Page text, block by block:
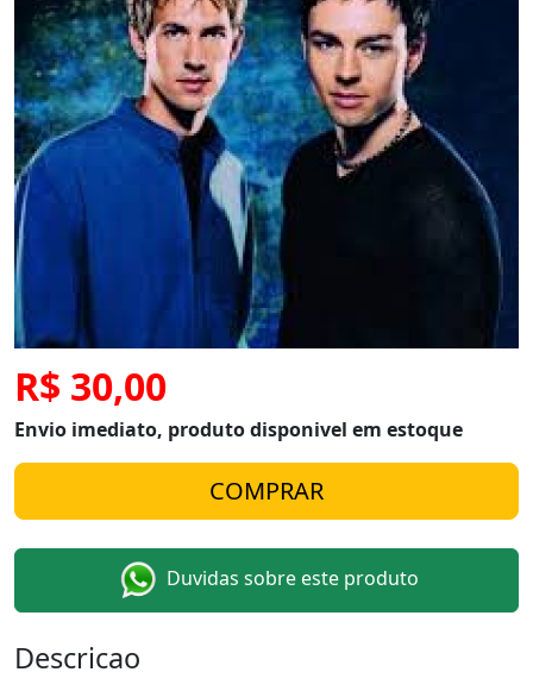
R$ 30,00
Envio imediato, produto disponivel em estoque
Duvidas sobre este produto
Descricao